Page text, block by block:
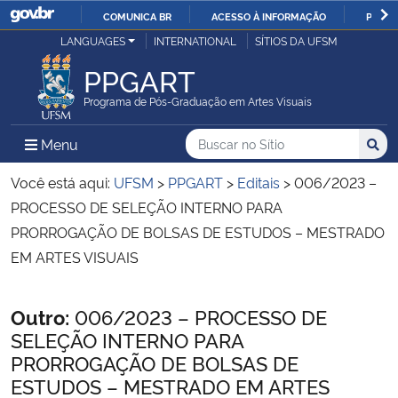
IR
COMUNICA BR ACESSO À INFORMAÇÃO
Ministério da Justiça e Segurança Pública
Ministério da Defesa
Ministério das Relações Exteriores
Ministério da Economia
Ministério da Agricultura, Pecuária e Abastecimento
Ministério da Educação
LANGUAGES INTERNATIONAL SÍTIOS DA UFSM
PPGART
Programa de Pós-Graduação em Artes Visuais
Menu Menu Principal do Sítio
Busca
Buscar no no Sítio
Busca:
Você está aqui: UFSM > PPGART > Editais >006/2023 –
PROCESSO DE SELEÇÃO INTERNO PARA
PRORROGAÇÃO DE BOLSAS DE ESTUDOS – MESTRADO
EM ARTES VISUAIS
Início do conteúdo
Outro: 006/2023 – PROCESSO DE
SELEÇÃO INTERNO PARA
PRORROGAÇÃO DE BOLSAS DE
ESTUDOS – MESTRADO EM ARTES